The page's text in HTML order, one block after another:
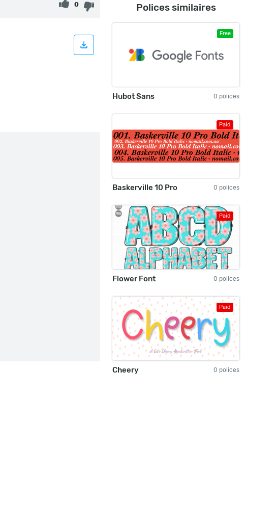
0 Polices similaires
Free
Hubot Sans 0 polices
Paid
Baskerville 10 Pro 0 polices
Paid
Flower Font 0 polices
Paid
Cheery 0 polices